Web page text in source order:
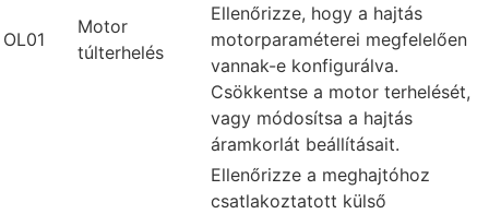
OL01
Motor
túlterhelés
Ellenőrizze, hogy a hajtás
motorparaméterei megfelelően
vannak-e konfigurálva.
Csökkentse a motor terhelését,
vagy módosítsa a hajtás
áramkorlát beállításait.
Ellenőrizze a meghajtóhoz
csatlakoztatott külső